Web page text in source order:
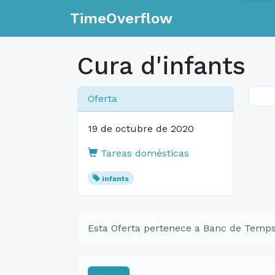
TimeOverflow
Cura d'infants
Oferta
19 de octubre de 2020
Tareas domésticas
infants
Esta Oferta pertenece a Banc de